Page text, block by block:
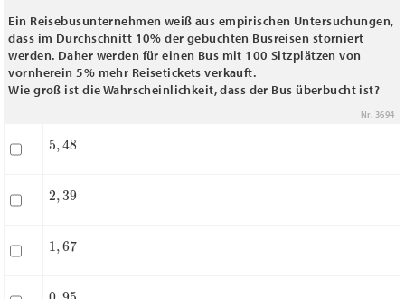
Ein Reisebusunternehmen weiß aus empirischen Untersuchungen,
dass im Durchschnitt 10% der gebuchten Busreisen storniert
werden. Daher werden für einen Bus mit 100 Sitzplätzen von
vornherein 5% mehr Reisetickets verkauft.
Wie groß ist die Wahrscheinlichkeit, dass der Bus überbucht ist?
Nr. 3694
5 48
2 39
1 67
0 95